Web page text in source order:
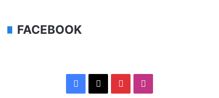
FACEBOOK
Facebook
X Pinterest